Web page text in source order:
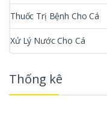
Thuốc Trị Bệnh Cho Cá
Xử Lý Nước Cho Cá
Thống kê